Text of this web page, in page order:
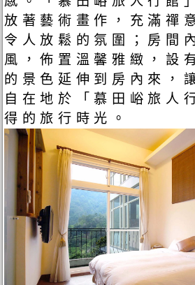
放著藝術畫作，充滿禪
令人放鬆的氛圍；房間
風，佈置溫馨雅緻，設
的景色延伸到房內來，
自在地於「慕田峪旅人
得的旅行時光。